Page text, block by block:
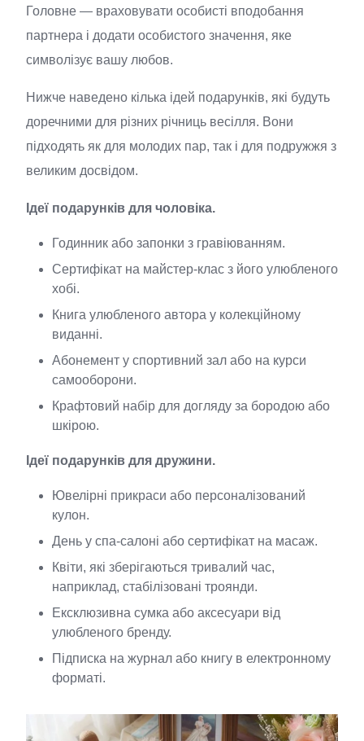
Головне — враховувати особисті вподобання
партнера і додати особистого значення, яке
символізує вашу любов.
Нижче наведено кілька ідей подарунків, які будуть
доречними для різних річниць весілля. Вони
підходять як для молодих пар, так і для подружжя з
великим досвідом.
Ідеї подарунків для чоловіка.
Годинник або запонки з гравіюванням.
Сертифікат на майстер-клас з його улюбленого
хобі.
Книга улюбленого автора у колекційному
виданні.
Абонемент у спортивний зал або на курси
самооборони.
Крафтовий набір для догляду за бородою або
шкірою.
Ідеї подарунків для дружини.
Ювелірні прикраси або персоналізований
кулон.
День у спа-салоні або сертифікат на масаж.
Квіти, які зберігаються тривалий час,
наприклад, стабілізовані троянди.
Ексклюзивна сумка або аксесуари від
улюбленого бренду.
Підписка на журнал або книгу в електронному
форматі.